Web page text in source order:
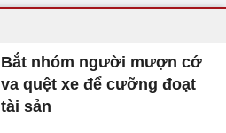
Bắt nhóm người mượn cớ
va quệt xe để cưỡng đoạt
tài sản